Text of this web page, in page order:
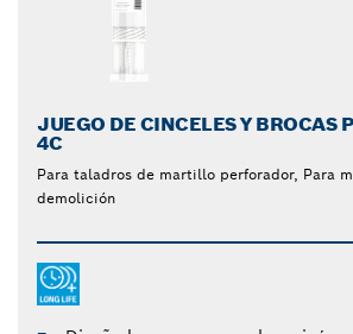
JUEGO DE CINCELES Y BROCAS
4C
Para taladros de martillo perforador, Para
demolición